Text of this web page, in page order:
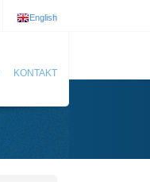
English
KONTAKT